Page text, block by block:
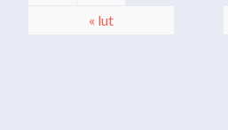
« lut